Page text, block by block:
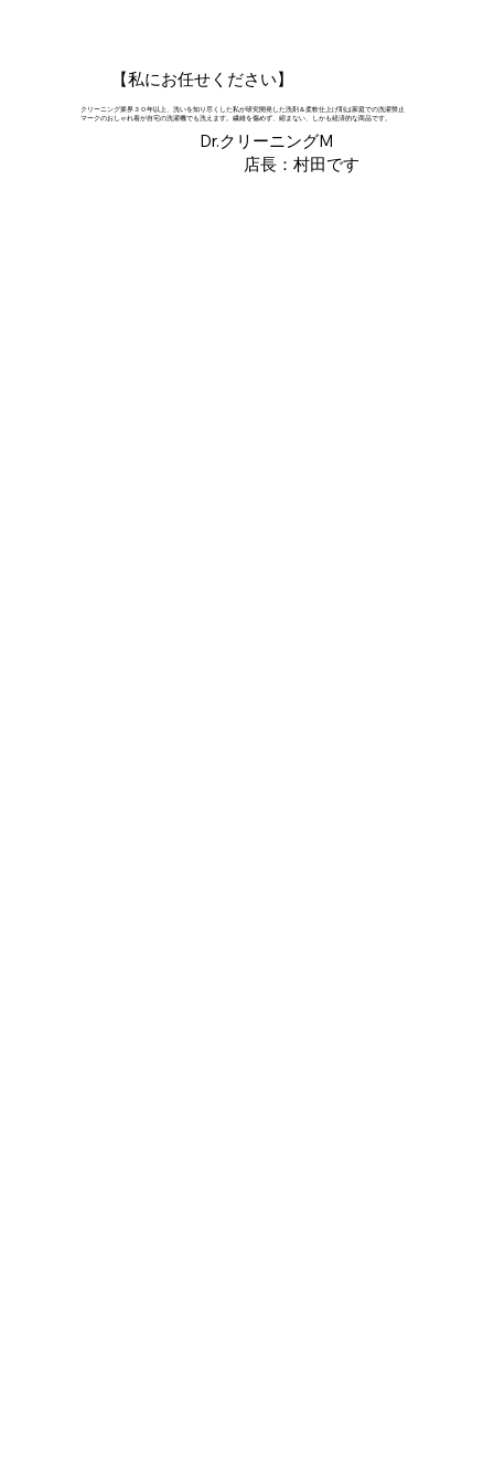
​【私にお任せください】
​クリーニング業界３０年以上、洗いを知り尽くした私が研究開発した洗剤＆柔軟仕上げ剤は家庭での洗濯禁止
マークのおしゃれ着が自宅の洗濯機でも洗えます。繊維を傷めず、縮まない、しかも経済的な商品です。
Dr.クリーニングM
​店長：村田です